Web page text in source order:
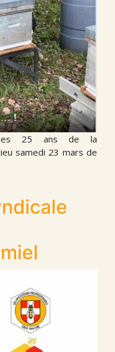
les 25 ans de la
samedi 23 mars de